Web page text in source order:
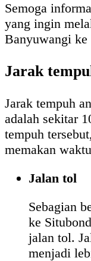
Semoga
yang ingin
Banyuwangi ke
Jarak
Jarak tempuh
adalah sekitar
tempuh
memakan
Jalan tol
Sebagian
ke
jalan tol.
menjadi